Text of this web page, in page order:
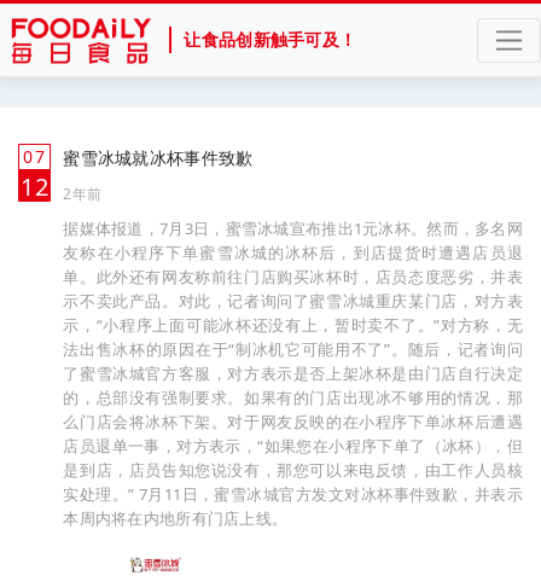
让食品创新触手可及！
07
月
12
蜜雪冰城就冰杯事件致歉
2年前
据媒体报道，7月3日，蜜雪冰城宣布推出1元冰杯。然而，多名网
友称在小程序下单蜜雪冰城的冰杯后，到店提货时遭遇店员退
单。此外还有网友称前往门店购买冰杯时，店员态度恶劣，并表
示不卖此产品。对此，记者询问了蜜雪冰城重庆某门店，对方表
示，“小程序上面可能冰杯还没有上，暂时卖不了。”对方称，无
法出售冰杯的原因在于“制冰机它可能用不了”。随后，记者询问
了蜜雪冰城官方客服，对方表示是否上架冰杯是由门店自行决定
的，总部没有强制要求。如果有的门店出现冰不够用的情况，那
么门店会将冰杯下架。对于网友反映的在小程序下单冰杯后遭遇
店员退单一事，对方表示，“如果您在小程序下单了（冰杯），但
是到店，店员告知您说没有，那您可以来电反馈，由工作人员核
实处理。” 7月11日，蜜雪冰城官方发文对冰杯事件致歉，并表示
本周内将在内地所有门店上线。